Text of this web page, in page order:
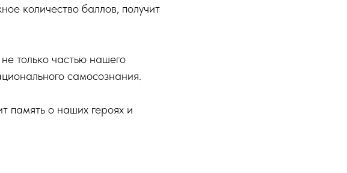
количество баллов, получит
только частью нашего
самосознания.
память о наших героях и